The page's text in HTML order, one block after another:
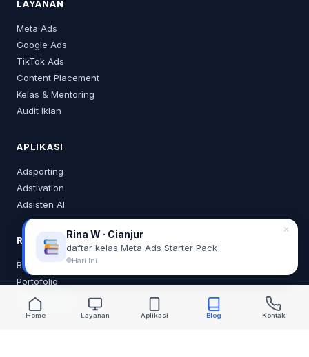
LAYANAN
Meta Ads
Google Ads
TikTok Ads
Content Placement
Kelas & Mentoring
Audit Iklan
APLIKASI
Adsporting
Adstivation
Adsisten AI
RESOURCES
Blog
Portofolio
Tentang Saya
Home Layanan Aplikasi Blog Kontak
Rina W · Cianjur
daftar kelas Meta Ads Starter Pack
Hari Ini
✕